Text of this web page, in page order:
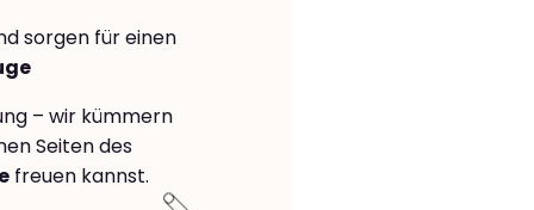
sorgen für einen
– wir kümmern
Seiten des
freuen kannst.